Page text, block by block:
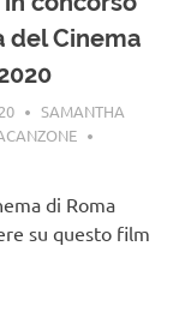
del Cinema
SAMANTHA
di Roma
su questo film